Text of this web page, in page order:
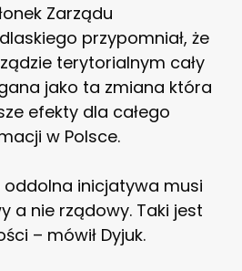
Zarządu
przypomniał, że
terytorialnym cały
jako ta zmiana która
efekty dla całego
w Polsce.
oddolna inicjatywa musi
a nie rządowy. Taki jest
– mówił Dyjuk.